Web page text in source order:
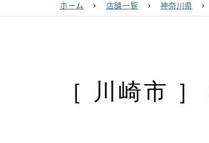
ホーム chevron_right 店舗一覧 chevron_right 神奈川県 chevron_right
［ 川崎市 ］